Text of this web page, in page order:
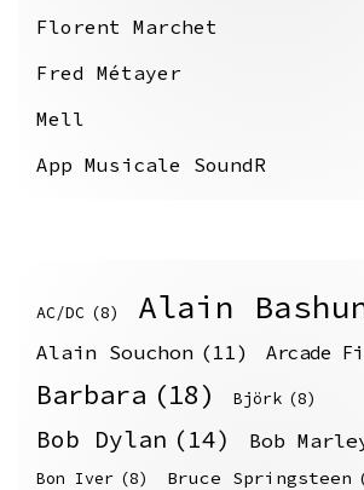
Florent Marchet
Fred Métayer
Mell
App Musicale SoundR
AC/DC (8) Alain
Alain Souchon (11) Arcade
Barbara (18) Björk (8)
Bob Dylan (14) Bob
Bon Iver (8) Bruce Springsteen